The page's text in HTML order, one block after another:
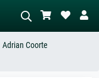
Adrian Coorte